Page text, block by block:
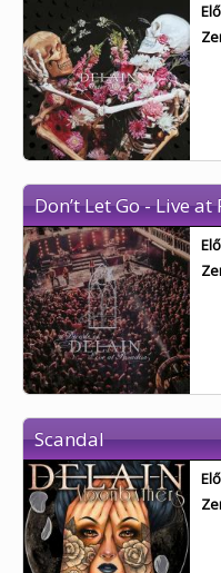
Don’t Let Go - Live
Scandal